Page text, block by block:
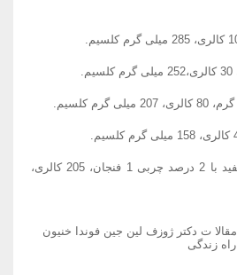
11) پنیرکم چربی نرم و سفید با 2 درصد چربی 1 فنجان، 205 کالری،
ت دکتر ژوزف لین جین فوندا خنیون
زندگی